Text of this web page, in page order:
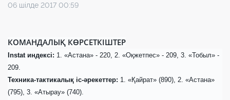
06 шілде 2017 00:59
КОМАНДАЛЫҚ КӨРСЕТКІШТЕР
Instat индексі: 1. «Астана» - 220, 2. «Оқжетпес» - 209, 3. «Тобыл» -
209.
Техника-тактикалық іс-әрекеттер: 1. «Қайрат» (890), 2. «Астана»
(795), 3. «Атырау» (740).